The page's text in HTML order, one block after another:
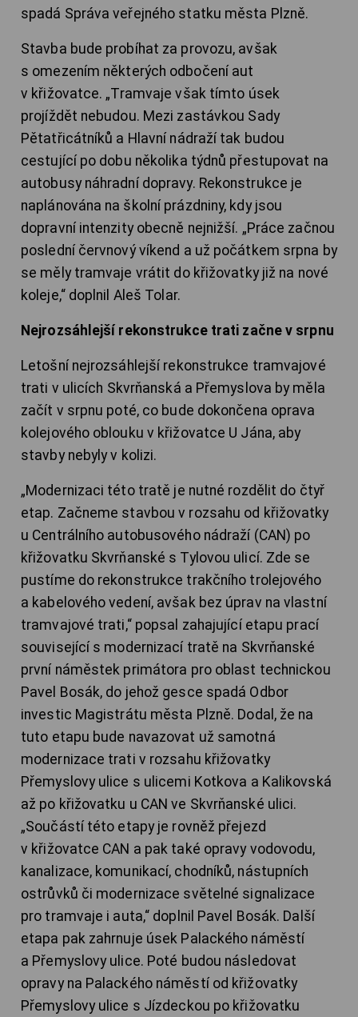
spadá Správa veřejného statku města Plzně.
Stavba bude probíhat za provozu, avšak
s omezením některých odbočení aut
v křižovatce. „Tramvaje však tímto úsek
projíždět nebudou. Mezi zastávkou Sady
Pětatřicátníků a Hlavní nádraží tak budou
cestující po dobu několika týdnů přestupovat na
autobusy náhradní dopravy. Rekonstrukce je
naplánována na školní prázdniny, kdy jsou
dopravní intenzity obecně nejnižší. „Práce začnou
poslední červnový víkend a už počátkem srpna by
se měly tramvaje vrátit do křižovatky již na nové
koleje,“ doplnil Aleš Tolar.
Nejrozsáhlejší rekonstrukce trati začne v srpnu
Letošní nejrozsáhlejší rekonstrukce tramvajové
trati v ulicích Skvrňanská a Přemyslova by měla
začít v srpnu poté, co bude dokončena oprava
kolejového oblouku v křižovatce U Jána, aby
stavby nebyly v kolizi.
„Modernizaci této tratě je nutné rozdělit do čtyř
etap. Začneme stavbou v rozsahu od křižovatky
u Centrálního autobusového nádraží (CAN) po
křižovatku Skvrňanské s Tylovou ulicí. Zde se
pustíme do rekonstrukce trakčního trolejového
a kabelového vedení, avšak bez úprav na vlastní
tramvajové trati,“ popsal zahajující etapu prací
související s modernizací tratě na Skvrňanské
první náměstek primátora pro oblast technickou
Pavel Bosák, do jehož gesce spadá Odbor
investic Magistrátu města Plzně. Dodal, že na
tuto etapu bude navazovat už samotná
modernizace trati v rozsahu křižovatky
Přemyslovy ulice s ulicemi Kotkova a Kalikovská
až po křižovatku u CAN ve Skvrňanské ulici.
„Součástí této etapy je rovněž přejezd
v křižovatce CAN a pak také opravy vodovodu,
kanalizace, komunikací, chodníků, nástupních
ostrůvků či modernizace světelné signalizace
pro tramvaje i auta,“ doplnil Pavel Bosák. Další
etapa pak zahrnuje úsek Palackého náměstí
a Přemyslovy ulice. Poté budou následovat
opravy na Palackého náměstí od křižovatky
Přemyslovy ulice s Jízdeckou po křižovatku